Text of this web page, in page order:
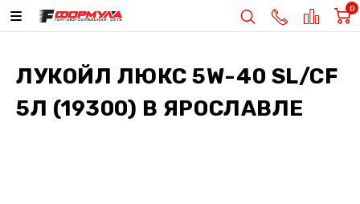
0
ЛУКОЙЛ ЛЮКС 5W-40 SL/CF
5Л (19300) В ЯРОСЛАВЛЕ